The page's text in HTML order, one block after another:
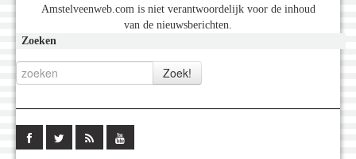
Amstelveenweb.com is niet verantwoordelijk voor de inhoud
van de nieuwsberichten.
Zoeken